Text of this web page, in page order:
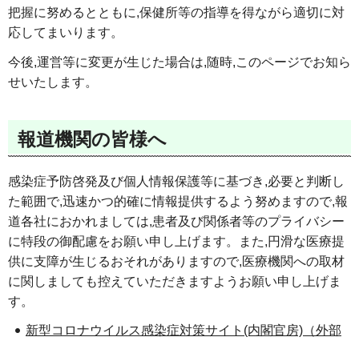
把握に努めるとともに,保健所等の指導を得ながら適切に対
応してまいります。
今後,運営等に変更が生じた場合は,随時,このページでお知ら
せいたします。
報道機関の皆様へ
感染症予防啓発及び個人情報保護等に基づき,必要と判断し
た範囲で,迅速かつ的確に情報提供するよう努めますので,報
道各社におかれましては,患者及び関係者等のプライバシー
に特段の御配慮をお願い申し上げます。また,円滑な医療提
供に支障が生じるおそれがありますので,医療機関への取材
に関しましても控えていただきますようお願い申し上げま
す。
新型コロナウイルス感染症対策サイト(内閣官房)（外部